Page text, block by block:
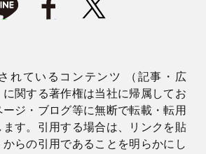
れているコンテンツ （記事・広
関する著作権は当社に帰属してお
ージ・ブログ等に無断で転載・転用
す。引用する場合は、リンクを貼
らの引用であることを明らかにし